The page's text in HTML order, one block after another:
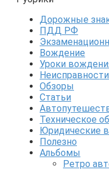
Дорожные
ПДД РФ
Вождение
Уроки
Обзоры
Статьи
Техническое
Юридические
Полезно
Альбомы
Ретро